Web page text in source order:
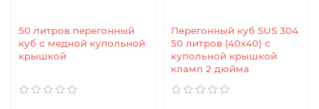
50 литров перегонный
куб с медной купольной
крышкой
Перегонный куб SUS 304
50 литров (40x40) с
купольной крышкой
кламп 2 дюйма